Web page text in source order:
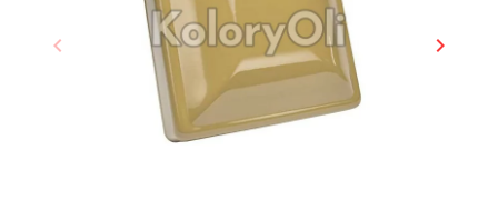
Poprzedni
 